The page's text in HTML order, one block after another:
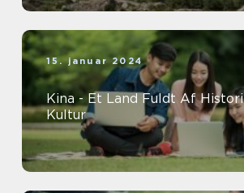
15. januar 2024
Kina - Et Land Fuldt Af
Kultur